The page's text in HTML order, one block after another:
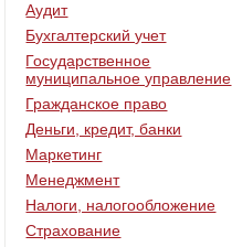
Аудит
Бухгалтерский учет
Государственное
муниципальное управление
Гражданское право
Деньги, кредит, банки
Маркетинг
Менеджмент
Налоги, налогообложение
Страхование